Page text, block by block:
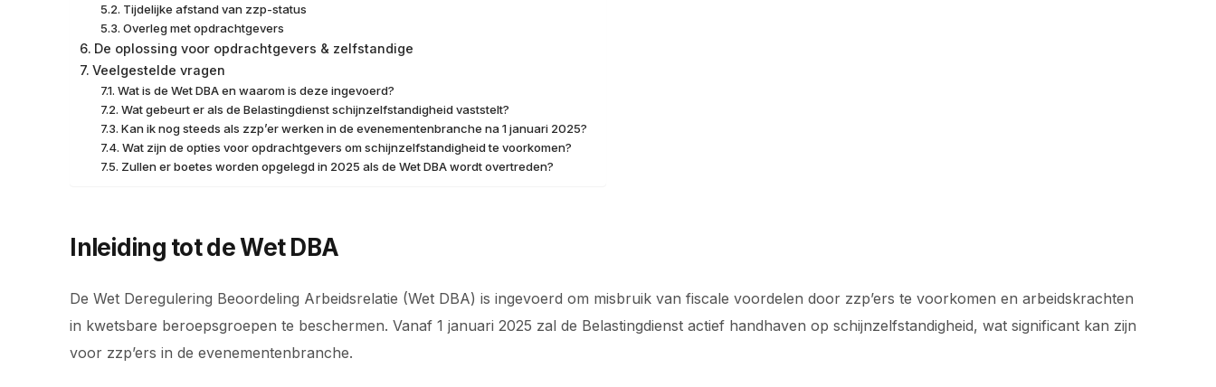
Tijdelijke afstand van zzp-status
Overleg met opdrachtgevers
De oplossing voor opdrachtgevers & zelfstandige
Veelgestelde vragen
Wat is de Wet DBA en waarom is deze ingevoerd?
Wat gebeurt er als de Belastingdienst schijnzelfstandigheid vaststelt?
Kan ik nog steeds als zzp’er werken in de evenementenbranche na 1 januari 2025?
Wat zijn de opties voor opdrachtgevers om schijnzelfstandigheid te voorkomen?
Zullen er boetes worden opgelegd in 2025 als de Wet DBA wordt overtreden?
Inleiding tot de Wet DBA
De Wet Deregulering Beoordeling Arbeidsrelatie (Wet DBA) is ingevoerd om misbruik van fiscale voordelen door zzp’ers te voorkomen en arbeidskrachten
in kwetsbare beroepsgroepen te beschermen. Vanaf 1 januari 2025 zal de Belastingdienst actief handhaven op schijnzelfstandigheid, wat significant kan zijn
voor zzp’ers in de evenementenbranche.